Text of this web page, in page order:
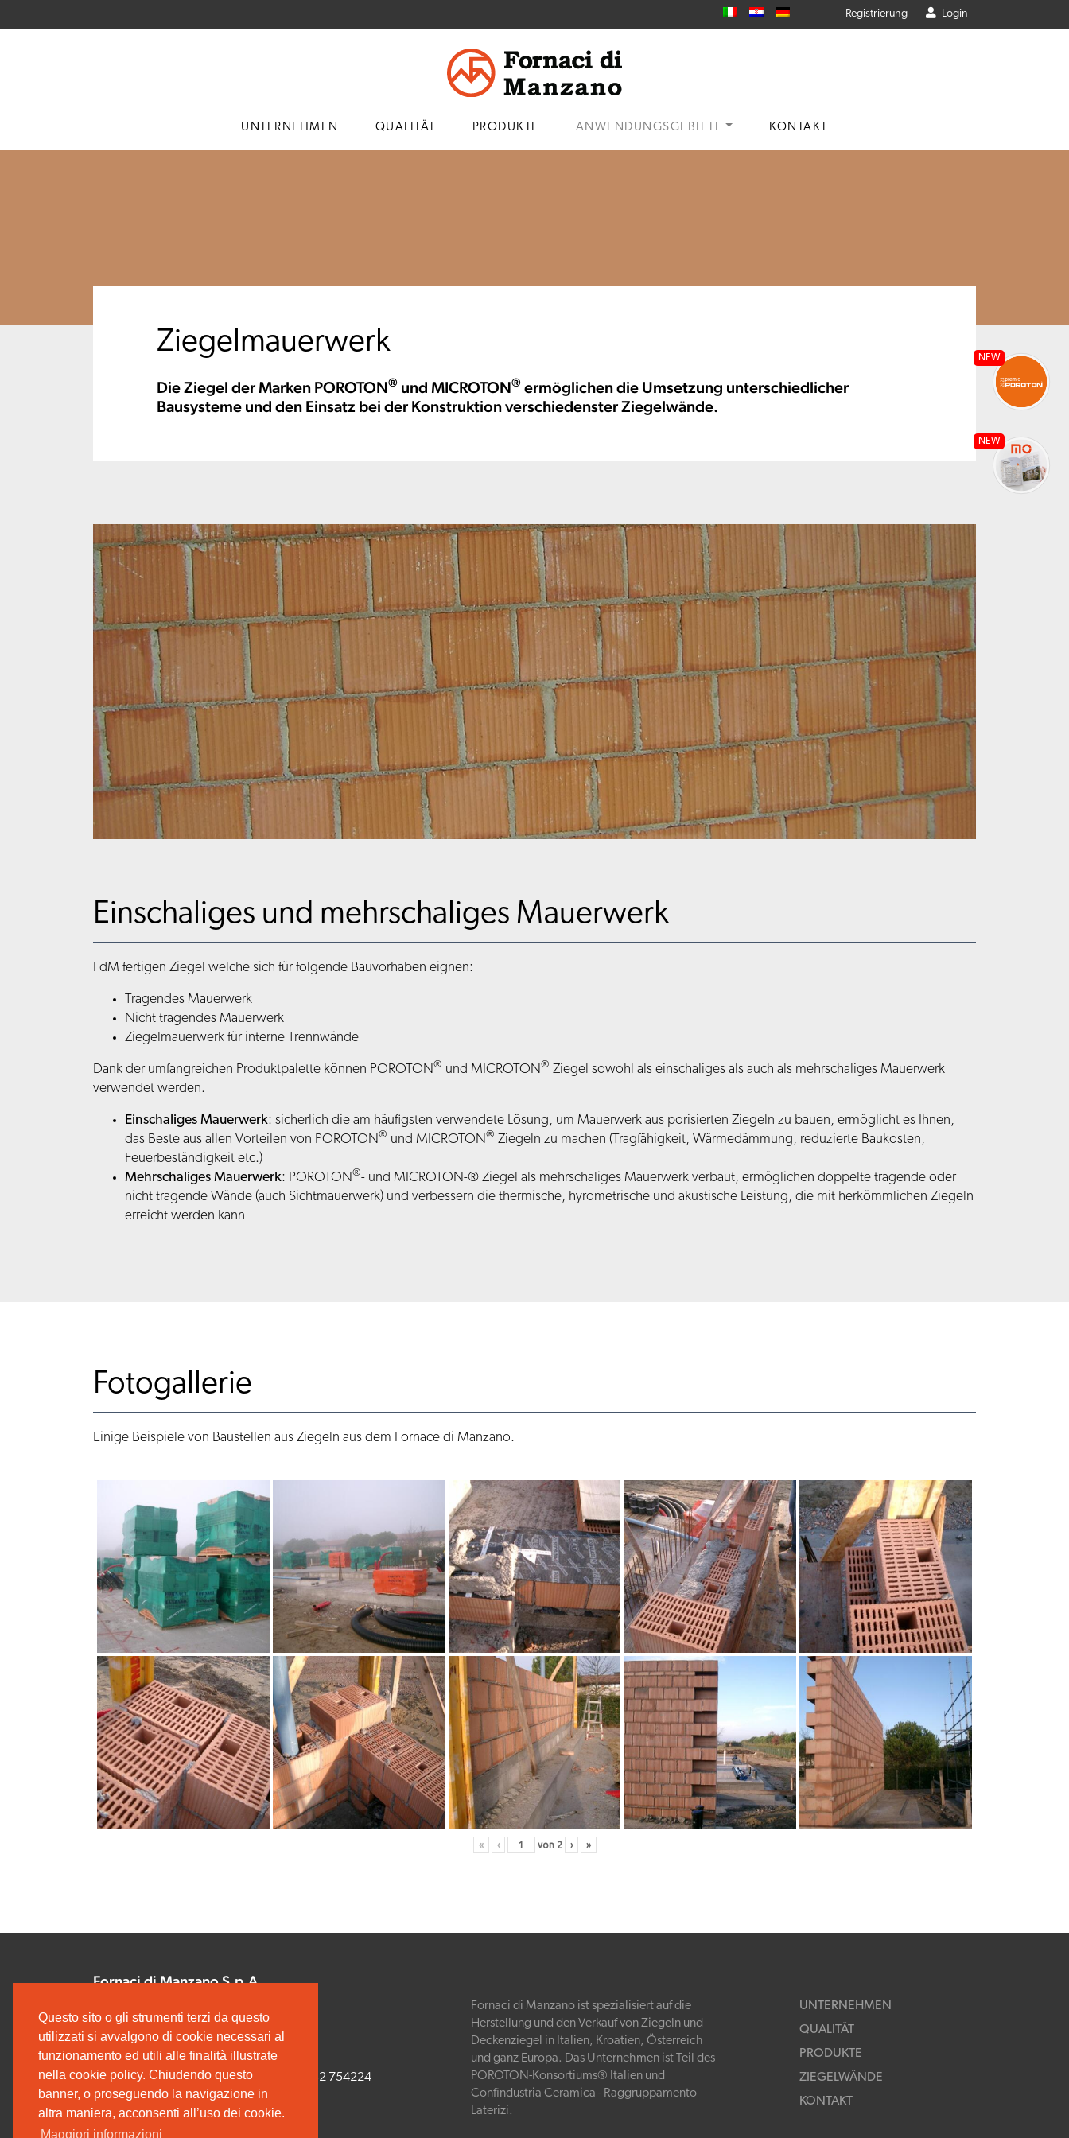
Questo sito o gli strumenti terzi da questo
utilizzati si avvalgono di cookie necessari al
funzionamento ed utili alle finalità illustrate
nella cookie policy. Chiudendo questo
banner, o proseguendo la navigazione in
altra maniera, acconsenti all’uso dei cookie.
Maggiori informazioni
Registrierung Login
UNTERNEHMEN QUALITÄT PRODUKTE ANWENDUNGSGEBIETE KONTAKT
Ziegelmauerwerk
Die Ziegel der Marken POROTON® und MICROTON® ermöglichen die Umsetzung unterschiedlicher
Bausysteme und den Einsatz bei der Konstruktion verschiedenster Ziegelwände.
Einschaliges und mehrschaliges Mauerwerk
FdM fertigen Ziegel welche sich für folgende Bauvorhaben eignen:
Tragendes Mauerwerk
Nicht tragendes Mauerwerk
Ziegelmauerwerk für interne Trennwände
Dank der umfangreichen Produktpalette können POROTON® und MICROTON® Ziegel sowohl als einschaliges als auch als mehrschaliges Mauerwerk
verwendet werden.
Einschaliges Mauerwerk: sicherlich die am häufigsten verwendete Lösung, um Mauerwerk aus porisierten Ziegeln zu bauen, ermöglicht es Ihnen,
das Beste aus allen Vorteilen von POROTON® und MICROTON® Ziegeln zu machen (Tragfähigkeit, Wärmedämmung, reduzierte Baukosten,
Feuerbeständigkeit etc.)
Mehrschaliges Mauerwerk: POROTON®- und MICROTON-® Ziegel als mehrschaliges Mauerwerk verbaut, ermöglichen doppelte tragende oder
nicht tragende Wände (auch Sichtmauerwerk) und verbessern die thermische, hyrometrische und akustische Leistung, die mit herkömmlichen Ziegeln
erreicht werden kann
Fotogallerie
Einige Beispiele von Baustellen aus Ziegeln aus dem Fornace di Manzano.
« ‹ von 2 › »
Fornaci di Manzano S.p.A.
33044 MANZANO (UD)
C.F. e P.IVA 00165000308
Tel. +39 0432 754732 - Fax +39 0432 754224
Fornaci di Manzano ist spezialisiert auf die
Herstellung und den Verkauf von Ziegeln und
Deckenziegel in Italien, Kroatien, Österreich
und ganz Europa. Das Unternehmen ist Teil des
POROTON-Konsortiums® Italien und
Confindustria Ceramica - Raggruppamento
Laterizi.
UNTERNEHMEN
QUALITÄT
PRODUKTE
ZIEGELWÄNDE
KONTAKT
NEW
NEW